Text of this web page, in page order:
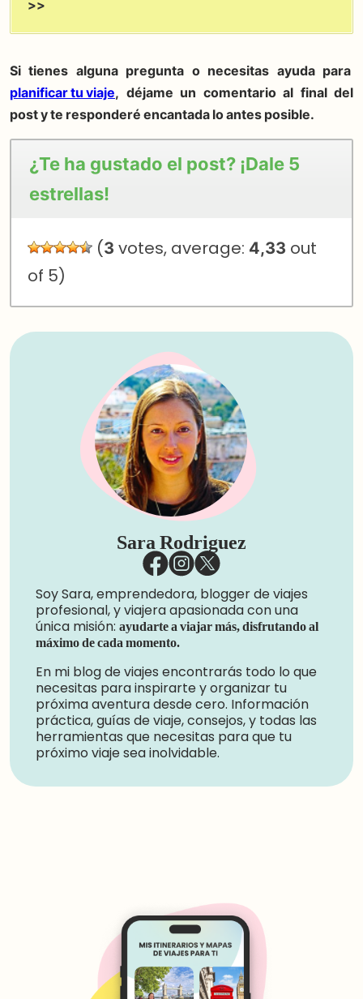
>>
Si tienes alguna pregunta o necesitas ayuda para
planificar tu viaje, déjame un comentario al final del
post y te responderé encantada lo antes posible.
¿Te ha gustado el post? ¡Dale 5
estrellas!
(3 votes, average: 4,33 out
of 5)
Sara Rodriguez
Soy Sara, emprendedora, blogger de viajes
profesional, y viajera apasionada con una
única misión: ayudarte a viajar más, disfrutando al
máximo de cada momento.
En mi blog de viajes encontrarás todo lo que
necesitas para inspirarte y organizar tu
próxima aventura desde cero. Información
práctica, guías de viaje, consejos, y todas las
herramientas que necesitas para que tu
próximo viaje sea inolvidable.